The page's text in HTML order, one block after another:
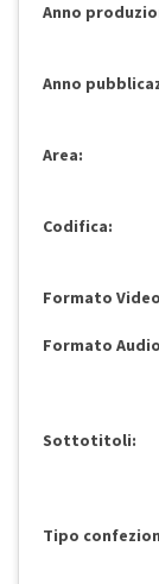
Anno
Anno
Area:
Codifica:
Formato
Formato
Sottotitoli:
Tipo